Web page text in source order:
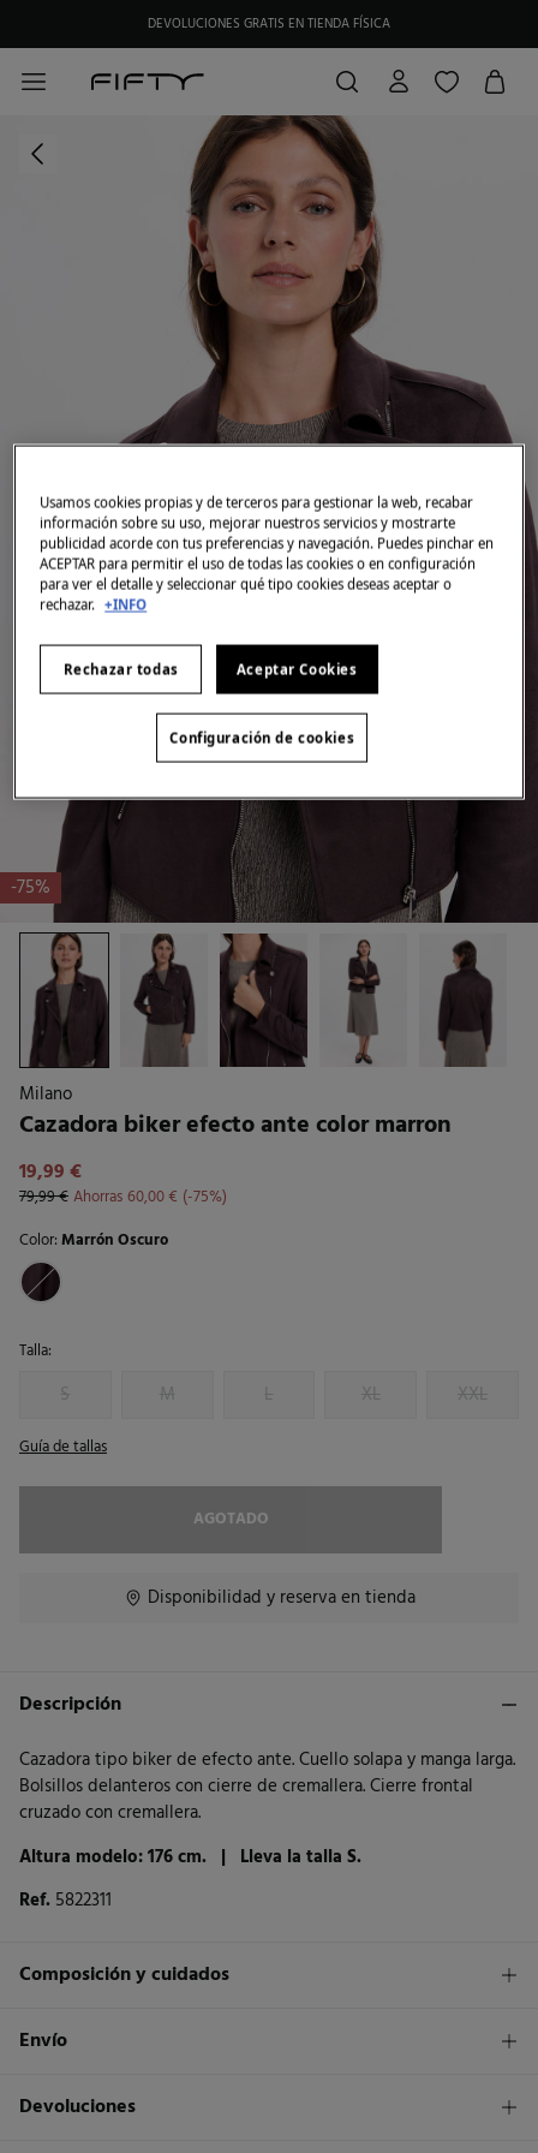
-75%
Milano
Cazadora biker efecto ante color marron
19,99 €
79,99 €Ahorras60,00 €
75
Color:Marrón Oscuro
Talla:
S M L XL XXL
Guía de tallas
AGOTADO
Disponibilidad y reserva en tienda
Descripción
Cazadora tipo biker de efecto ante. Cuello solapa y manga larga.
Bolsillos delanteros con cierre de cremallera. Cierre frontal
cruzado con cremallera.
Altura modelo: 176 cm. | Lleva la talla S.
Ref. 5822311
Composición y cuidados
Composición
Cuidados
Envío
Envío a tienda
1,95€
Devoluciones
Usamos cookies propias y de terceros para gestionar la web, recabar
información sobre su uso, mejorar nuestros servicios y mostrarte
publicidad acorde con tus preferencias y navegación. Puedes pinchar en
ACEPTAR para permitir el uso de todas las cookies o en configuración
para ver el detalle y seleccionar qué tipo cookies deseas aceptar o
rechazar. +INFO
Rechazar todas Aceptar Cookies
Configuración de cookies